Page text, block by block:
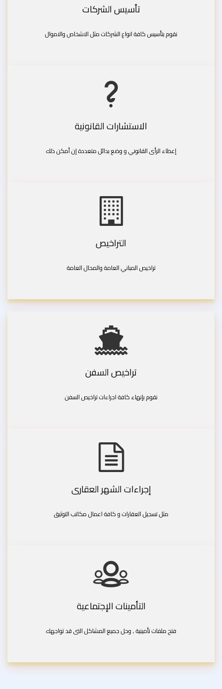
تأسيس الشركات
نقوم بتأسيس كافة انواع الشركات مثل الاشخاص والاموال
الاستشارات القانونية
إعطاء الرأى القانوني و وضع بدائل متعددة إن أمكن ذلك
التراخيص
تراخيص المباني العامة والمحال العامة
تراخيص السفن
نقوم بإنهاء كافة اجراءات تراخيص السفن
إجراءات الشهر العقارى
مثل تسجيل العقارات و كافة اعمال مكاتب التوثيق
التأمينات الإجتماعية
فتح ملفات تأمينية , وحل جميع المشاكل التى قد تواجهك